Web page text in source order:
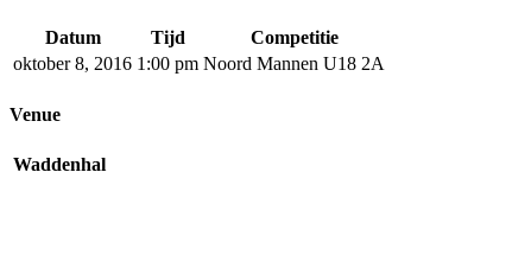
Datum Tijd
Competitie
oktober 8, 2016 1:00 pm Noord Mannen U18 2A
Venue
Waddenhal